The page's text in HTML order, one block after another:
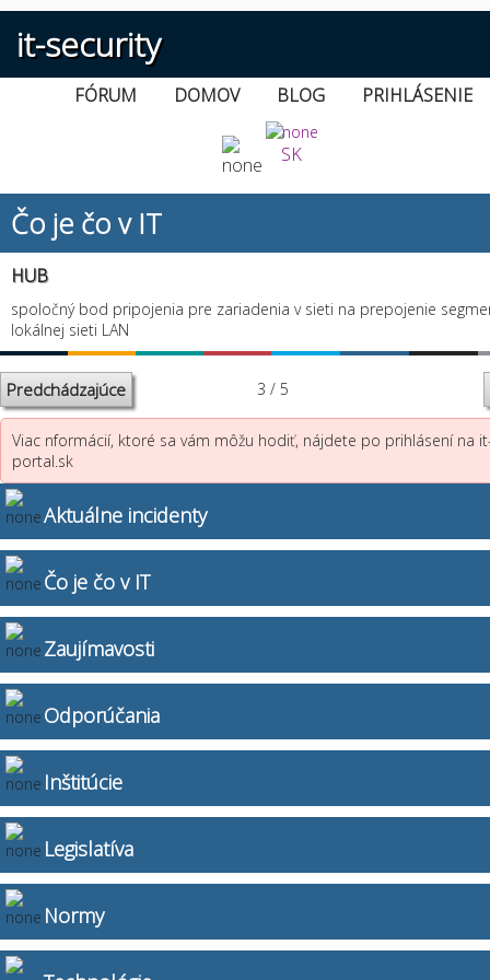
it-security
FÓRUM DOMOV BLOG PRIHLÁSENIE
SK
Čo je čo v IT
HUB
spoločný bod pripojenia pre zariadenia v sieti na prepojenie
lokálnej sieti LAN
Predchádzajúce 3 / 5
Viac nformácií, ktoré sa vám môžu hodiť, nájdete po prihlásení na
portal.sk
Aktuálne incidenty
Čo je čo v IT
Zaujímavosti
Odporúčania
Inštitúcie
Legislatíva
Normy